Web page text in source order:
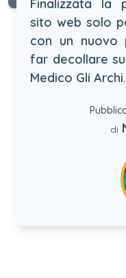
Finalizzata la
sito web solo
con un nuovo
far decollare
Medico Gli Archi.
di